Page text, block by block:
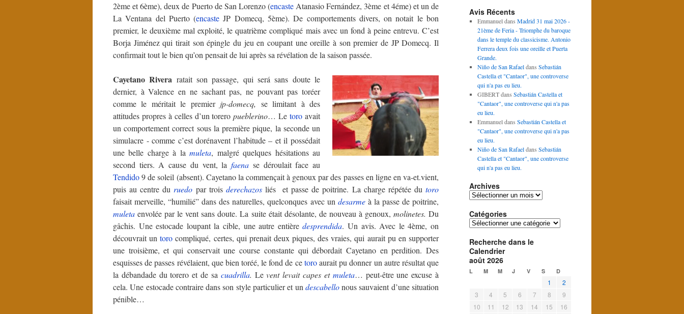
2ème et 6ème), deux de Puerto de San Lorenzo (encaste Atanasio Fernández, 3ème et 4éme) et un de
La Ventana del Puerto (encaste JP Domecq, 5ème). De comportements divers, on notait le bon
premier, le deuxième mal exploité, le quatrième compliqué mais avec un fond à peine entrevu. C’est
Borja Jiménez qui tirait son épingle du jeu en coupant une oreille à son premier de JP Domecq. Il
confirmait tout le bien qu’on pensait de lui après sa révélation de la saison passée.
Cayetano Rivera ratait son passage, qui será sans doute le
dernier, à Valence en ne sachant pas, ne pouvant pas toréer
comme le méritait le premier jp-domecq, se limitant à des
attitudes propres à celles d’un toreropueblerino… Letoro avait
un comportement correct sous la première pique, la seconde un
simulacre - comme c’est dorénavent l’habitude – et il possédait
une belle charge à lamuleta, malgré quelques hésitations au
second tiers. A cause du vent, lafaena se déroulait face au
Tendido9 de soleil (absent). Cayetano la commençait à genoux par des passes en ligne en va-et.vient,
puis au centre du ruedo par trois derechazosliés et passe de poitrine. La charge répétée dutoro
faisait merveille, “humilié” dans des naturelles, quelconques avec un desarmeà la passe de poitrine,
muleta envolée par le vent sans doute. La suite était désolante, de nouveau à genoux, molinetes. Du
gâchis. Une estocade loupant la cible, une autre entièredesprendida. Un avis. Avec le 4ème, on
découvrait untoro compliqué, certes, qui prenait deux piques, des vraies, qui aurait pu en supporter
une troisième, et qui conservait une course constante qui débordait Cayetano en perdition. Des
esquisses de passes révélaient, que bien toréé, le fond de cetoroaurait pu donner un autre résultat que
la débandade du torero et de sa cuadrilla. Levent levait capes et muleta… peut-être une excuse à
cela. Une estocade contraire dans son style particulier et un descabellonous sauvaient d’une situation
pénible…
Avis Récents
Emmanueldans Madrid 31 mai 2026 -
21ème de Feria - Triomphe du baroque
dans le temple du classicisme. Antonio
Ferrera deux fois une oreille et Puerta
Grande.
Niño de San Rafaeldans Sebastián
Castella et "Cantaor", une controverse
qui n'a pas eu lieu.
GIBERTdans Sebastián Castella et
"Cantaor", une controverse qui n'a pas
eu lieu.
Emmanueldans Sebastián Castella et
"Cantaor", une controverse qui n'a pas
eu lieu.
Niño de San Rafaeldans Sebastián
Castella et "Cantaor", une controverse
qui n'a pas eu lieu.
Archives
Archives
Catégories
Catégories
Recherche dans le
Calendrier
août 2026
L M M J V S D
1
2
3
4 5 6 7 8
9
10
11 12 13 14 15
16